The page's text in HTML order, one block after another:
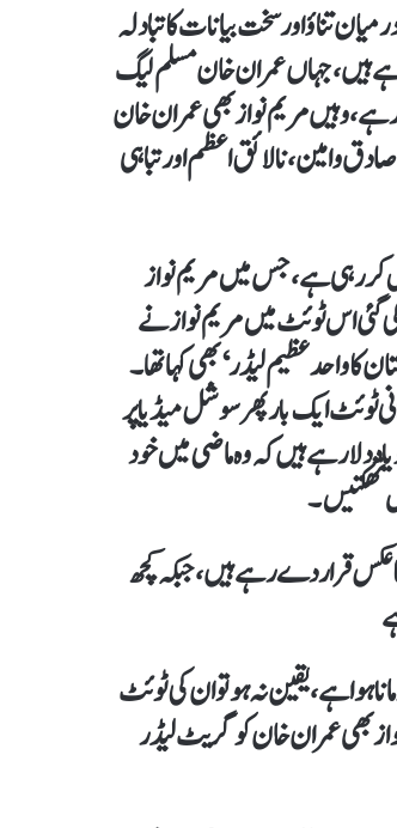
تناؤ اور سخت بیانات کا تبادلہ
ہیں، جہاں عمران خان مسلم لیگ
وہیں مریم نواز بھی عمران خان
و امین،نالائق اعظم اور تباہی
کر رہی ہے، جس میں مریم نواز
کی گئی اس ٹوئٹ میں مریم نواز نے
کا واحد عظیم لیڈر‘ بھی کہا تھا۔
ٹوئٹ ایک بار پھر سوشل میڈیا پر
دلا رہے ہیں کہ وہ ماضی میں خود
تھکتیں۔
قرار دے رہے ہیں، جبکہ کچھ
ہوا ہے، یقین نہ ہو تو ان کی ٹوئٹ
بھی عمران خان کو گریٹ لیڈر